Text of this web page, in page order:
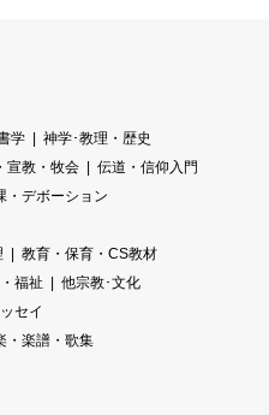
学
神学･教理・歴史
宣教・牧会
伝道・信仰入門
・デボーション
教育・保育・CS教材
福祉
他宗教･文化
セイ
・楽譜・歌集